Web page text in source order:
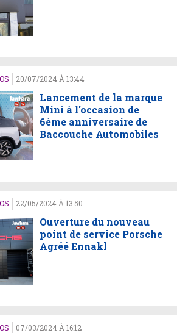
20/07/2024 À 13:44
Lancement de la marque
Mini à l'occasion de
6ème anniversaire de
Baccouche Automobiles
22/05/2024 À 13:50
Ouverture du nouveau
point de service Porsche
Agréé Ennakl
07/03/2024 À 16:12